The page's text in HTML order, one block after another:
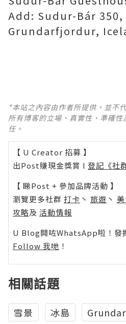
Add: Sudur-Bár 350,
Grundarfjordur,
*本站之內容由作者所提供，並不
所有博客的立場、真實性、準確
任。
【 U Creator 招募 】
出Post賺現金獎賞 l 登記《社
【 睇Post + 參加品牌活動 】
瀏覽更多社群 打卡 丶 旅遊 丶
攻略及 活動情報
U Blog開咗WhatsApp啦！發
Follow 我哋 ！
相關話題
雪景 冰島